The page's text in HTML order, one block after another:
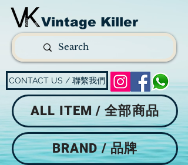
Vintage Killer
CONTACT US / 聯繫我們
ALL ITEM / 全部商品
BRAND / 品牌